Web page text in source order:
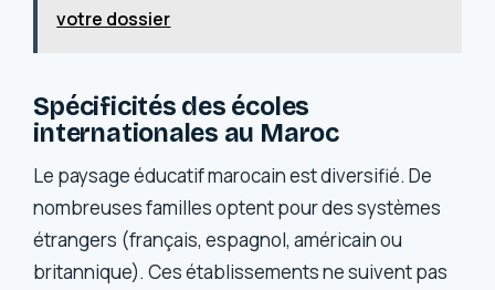
votre dossier
Spécificités des écoles
internationales au Maroc
Le paysage éducatif marocain est diversifié. De
nombreuses familles optent pour des systèmes
étrangers (français, espagnol, américain ou
britannique). Ces établissements ne suivent pas